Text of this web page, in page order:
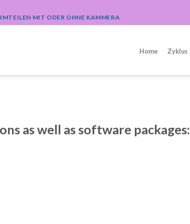
MIT ODER OHNE KAMMERA
Home Zyklus
as well as software packages: